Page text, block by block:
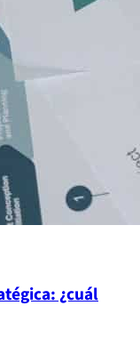
¿cuál